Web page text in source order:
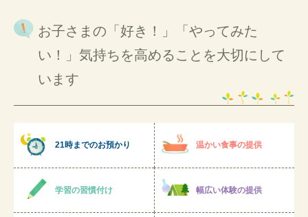
お子さまの「好き！」「やってみた
い！」気持ちを高めることを大切にして
います
21時までのお預かり 温かい食事の提供
学習の習慣付け 幅広い体験の提供